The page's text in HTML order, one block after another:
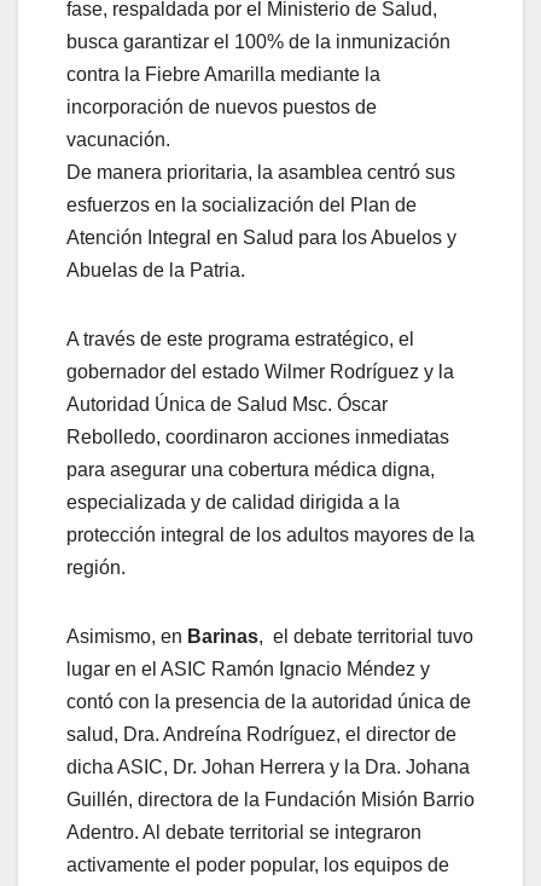
fase, respaldada por el Ministerio de Salud,
busca garantizar el 100% de la inmunización
contra la Fiebre Amarilla mediante la
incorporación de nuevos puestos de
vacunación.
​De manera prioritaria, la asamblea centró sus
esfuerzos en la socialización del Plan de
Atención Integral en Salud para los Abuelos y
Abuelas de la Patria.
A través de este programa estratégico, el
gobernador del estado Wilmer Rodríguez y la
Autoridad Única de Salud Msc. Óscar
Rebolledo, coordinaron acciones inmediatas
para asegurar una cobertura médica digna,
especializada y de calidad dirigida a la
protección integral de los adultos mayores de la
región.
Asimismo, en Barinas, el debate territorial tuvo
lugar en el ASIC Ramón Ignacio Méndez y
contó con la presencia de la autoridad única de
salud, Dra. Andreína Rodríguez, el director de
dicha ASIC, Dr. Johan Herrera y la Dra. Johana
Guillén, directora de la Fundación Misión Barrio
Adentro. Al debate territorial se integraron
activamente el poder popular, los equipos de